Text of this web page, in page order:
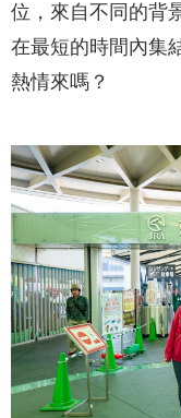
位，來自不同的背
在最短的時間內集
熱情來嗎？